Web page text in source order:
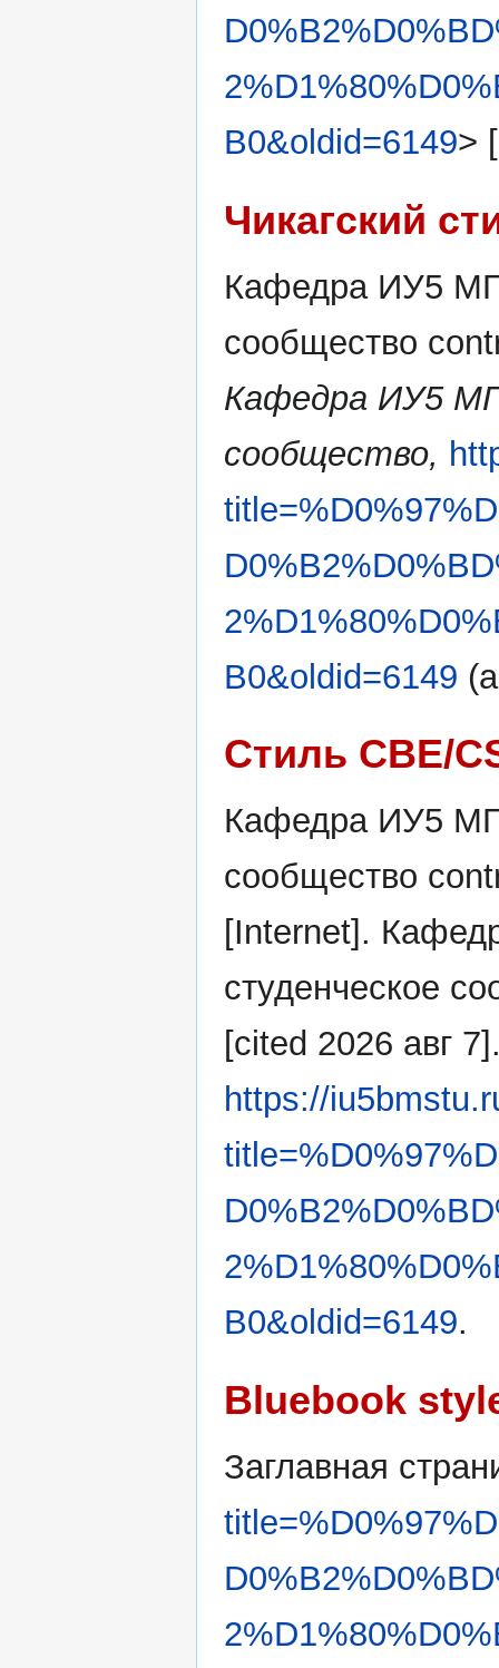
B0&oldid=6149>
Чикагский
Кафедра ИУ5
сообщество
Кафедра ИУ5
сообщество,
B0&oldid=6149
Стиль CBE/
Кафедра ИУ5
сообщество
[Internet].
студенческое
[cited 2026 авг
https://
B0&oldid=6149.
Bluebook
Заглавная